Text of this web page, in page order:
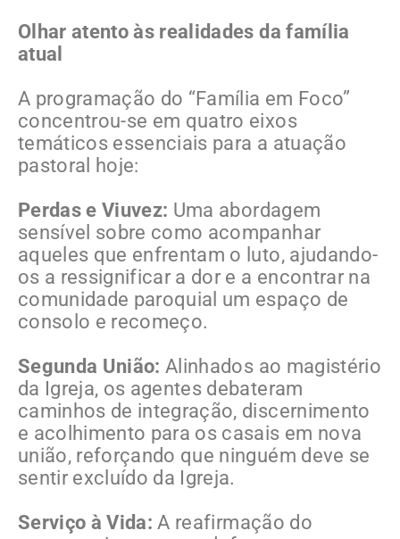
Olhar atento às realidades da família
atual
A programação do “Família em Foco”
concentrou-se em quatro eixos
temáticos essenciais para a atuação
pastoral hoje:
Perdas e Viuvez: Uma abordagem
sensível sobre como acompanhar
aqueles que enfrentam o luto, ajudando-
os a ressignificar a dor e a encontrar na
comunidade paroquial um espaço de
consolo e recomeço.
Segunda União:Alinhados ao magistério
da Igreja, os agentes debateram
caminhos de integração, discernimento
e acolhimento para os casais em nova
união, reforçando que ninguém deve se
sentir excluído da Igreja.
Serviço à Vida: A reafirmação do